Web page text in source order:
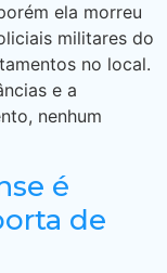
ela morreu
militares do
no local.
e a
nenhum
é
de